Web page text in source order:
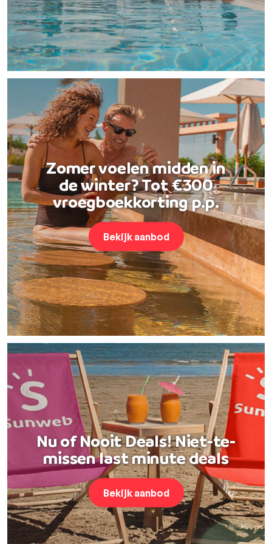
Zomer voelen midden in
de winter? Tot €300
vroegboekkorting p.p.
Bekijk aanbod
Nu of Nooit Deals! Niet-te-
missen last minute deals
Bekijk aanbod